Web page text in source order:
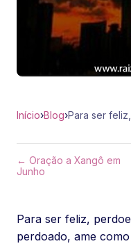
Início›Blog›Para ser
← Oração a Xangô em
Junho
Para ser feliz,
perdoado, ame